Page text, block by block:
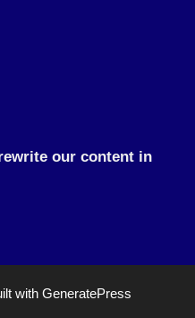
our content in
with GeneratePress